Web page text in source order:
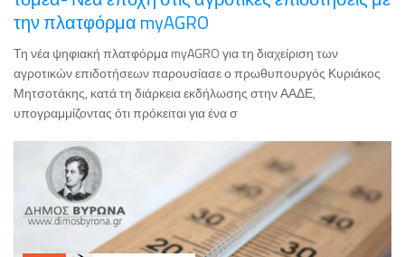
Τη νέα ψηφιακή πλατφόρμα myAGRO για τη διαχείριση των
αγροτικών επιδοτήσεων παρουσίασε ο πρωθυπουργός Κυριάκος
Μητσοτάκης, κατά τη διάρκεια εκδήλωσης στην ΑΑΔΕ,
υπογραμμίζοντας ότι πρόκειται για ένα σ
Υγεία Πέμπτη 06.08.2026